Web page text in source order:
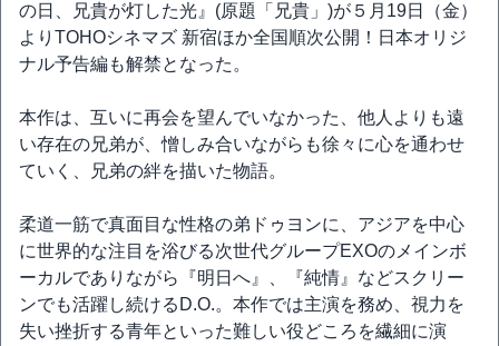
の日、兄貴が灯した光』(原題「兄貴」)が５月19日（金）
よりTOHOシネマズ 新宿ほか全国順次公開！日本オリジ
ナル予告編も解禁となった。
本作は、互いに再会を望んでいなかった、他人よりも遠
い存在の兄弟が、憎しみ合いながらも徐々に心を通わせ
ていく、兄弟の絆を描いた物語。
柔道一筋で真面目な性格の弟ドゥヨンに、アジアを中心
に世界的な注目を浴びる次世代グループEXOのメインボ
ーカルでありながら『明日へ』、『純情』などスクリー
ンでも活躍し続けるD.O.。本作では主演を務め、視力を
失い挫折する青年といった難しい役どころを繊細に演